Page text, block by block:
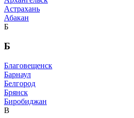
Астрахань
Абакан
Б
Б
Благовещенск
Барнаул
Белгород
Брянск
Биробиджан
В